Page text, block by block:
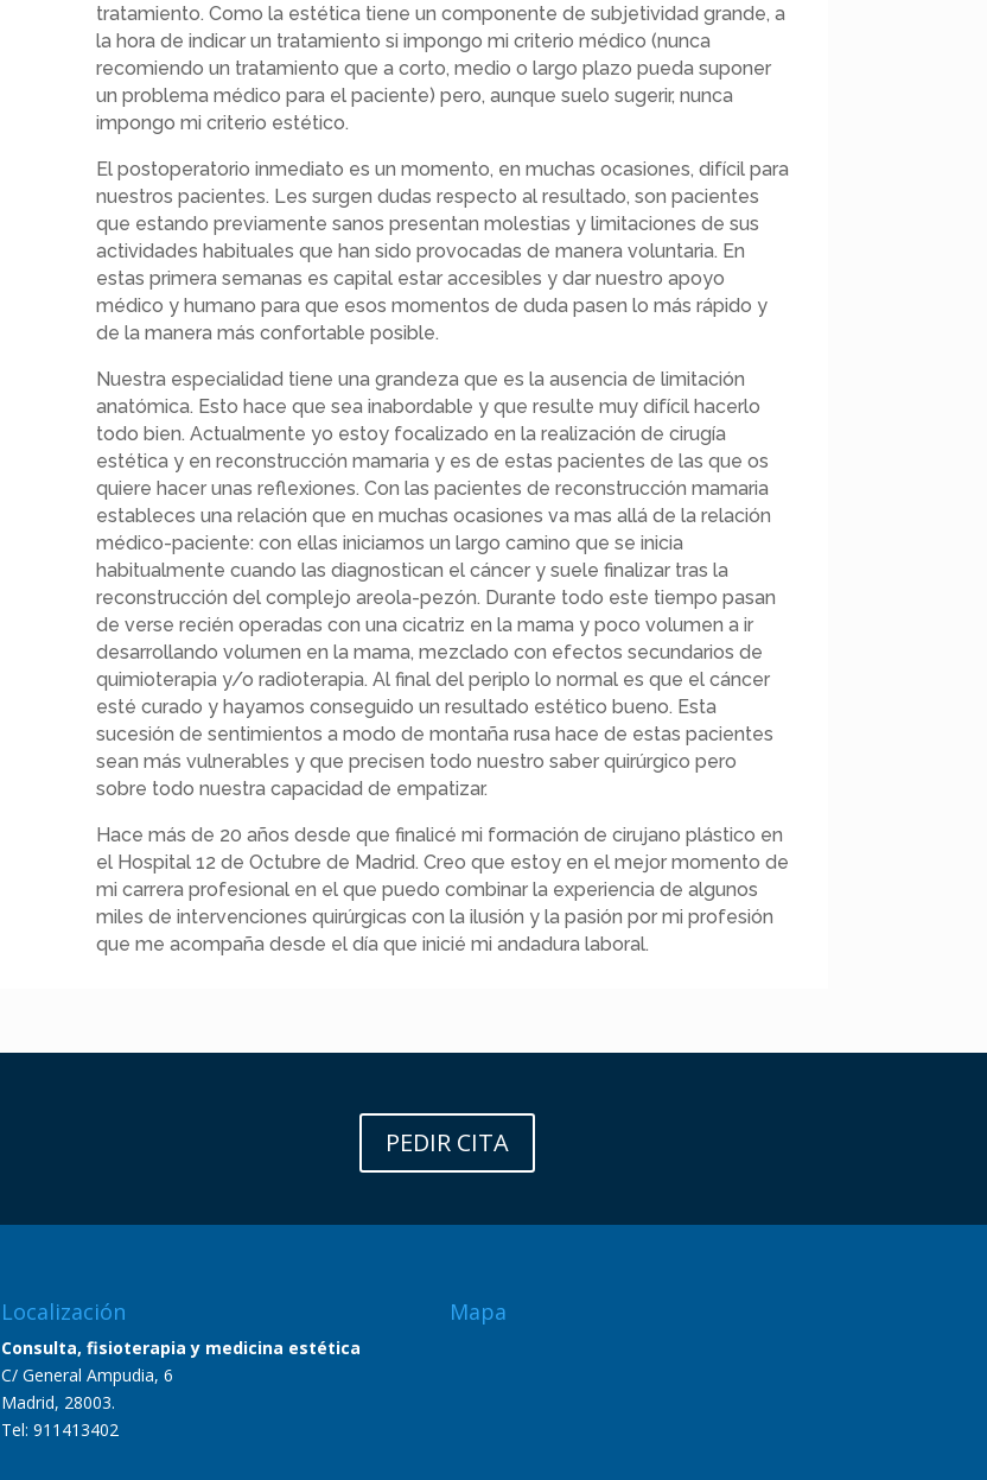
tratamiento. Como la estética tiene un componente de subjetividad grande, a
la hora de indicar un tratamiento si impongo mi criterio médico (nunca
recomiendo un tratamiento que a corto, medio o largo plazo pueda suponer
un problema médico para el paciente) pero, aunque suelo sugerir, nunca
impongo mi criterio estético.
El postoperatorio inmediato es un momento, en muchas ocasiones, difícil para
nuestros pacientes. Les surgen dudas respecto al resultado, son pacientes
que estando previamente sanos presentan molestias y limitaciones de sus
actividades habituales que han sido provocadas de manera voluntaria. En
estas primera semanas es capital estar accesibles y dar nuestro apoyo
médico y humano para que esos momentos de duda pasen lo más rápido y
de la manera más confortable posible.
Nuestra especialidad tiene una grandeza que es la ausencia de limitación
anatómica. Esto hace que sea inabordable y que resulte muy difícil hacerlo
todo bien. Actualmente yo estoy focalizado en la realización de cirugía
estética y en reconstrucción mamaria y es de estas pacientes de las que os
quiere hacer unas reflexiones. Con las pacientes de reconstrucción mamaria
estableces una relación que en muchas ocasiones va mas allá de la relación
médico-paciente: con ellas iniciamos un largo camino que se inicia
habitualmente cuando las diagnostican el cáncer y suele finalizar tras la
reconstrucción del complejo areola-pezón. Durante todo este tiempo pasan
de verse recién operadas con una cicatriz en la mama y poco volumen a ir
desarrollando volumen en la mama, mezclado con efectos secundarios de
quimioterapia y/o radioterapia. Al final del periplo lo normal es que el cáncer
esté curado y hayamos conseguido un resultado estético bueno. Esta
sucesión de sentimientos a modo de montaña rusa hace de estas pacientes
sean más vulnerables y que precisen todo nuestro saber quirúrgico pero
sobre todo nuestra capacidad de empatizar.
Hace más de 20 años desde que finalicé mi formación de cirujano plástico en
el Hospital 12 de Octubre de Madrid. Creo que estoy en el mejor momento de
mi carrera profesional en el que puedo combinar la experiencia de algunos
miles de intervenciones quirúrgicas con la ilusión y la pasión por mi profesión
que me acompaña desde el día que inicié mi andadura laboral.
PEDIR CITA
Localización
Consulta, fisioterapia y medicina estética
C/ General Ampudia, 6
Madrid, 28003.
Tel: 911413402
Mapa